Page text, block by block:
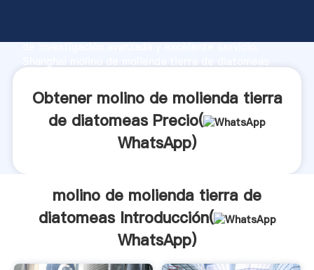
de investigación avanzada y excelente servicio,
clientes.
Obtener molino de molienda tierra
de diatomeas Precio(
WhatsApp)
molino de molienda tierra de
diatomeas Introducción(
WhatsApp)